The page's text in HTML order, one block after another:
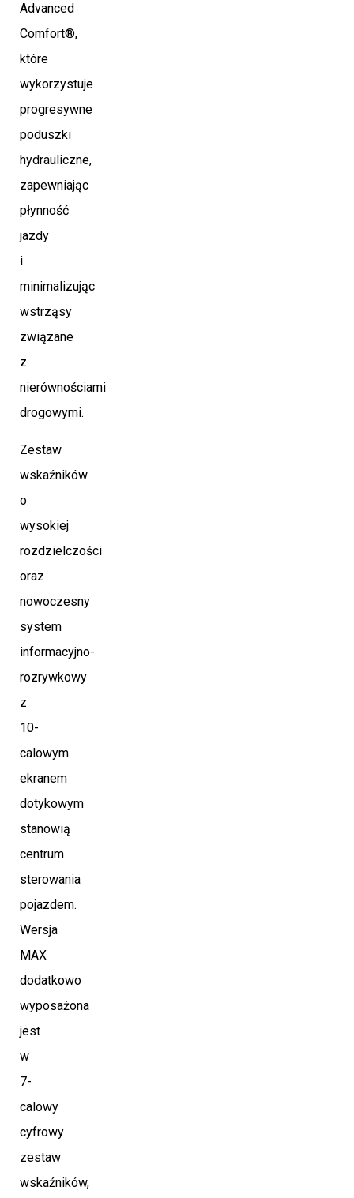
Advanced
Comfort®,
które
wykorzystuje
progresywne
poduszki
hydrauliczne,
zapewniając
płynność
jazdy
i
minimalizując
wstrząsy
związane
z
nierównościami
drogowymi.
Zestaw
wskaźników
o
wysokiej
rozdzielczości
oraz
nowoczesny
system
informacyjno-
rozrywkowy
z
10-
calowym
ekranem
dotykowym
stanowią
centrum
sterowania
pojazdem.
Wersja
MAX
dodatkowo
wyposażona
jest
w
7-
calowy
cyfrowy
zestaw
wskaźników,